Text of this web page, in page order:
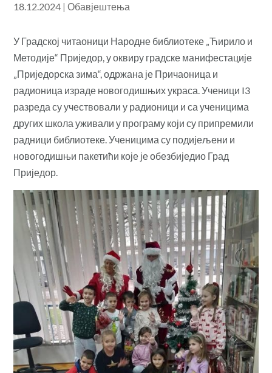
18.12.2024 |Обавјештења
У Градској читаоници Народне библиотеке „Ћирило и
Методије“ Приједор, у оквиру градске манифестације
„Приједорска зима“, одржана је Причаоница и
радионица израде новогодишњих украса. Ученици I3
разреда су учествовали у радионици и са ученицима
других школа уживали у програму који су припремили
радници библиотеке. Ученицима су подијељени и
новогодишњи пакетићи које је обезбиједио Град
Приједор.